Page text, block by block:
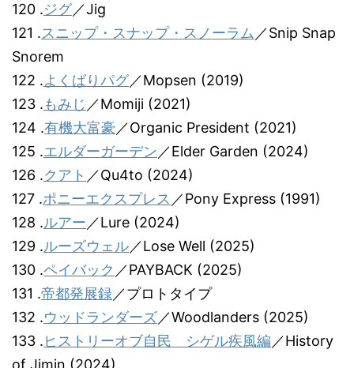
120 .ジグ／Jig
121 .スニップ・スナップ・スノーラム ／Snip Snap
Snorem
122 .よくばりパグ／Mopsen (2019)
123 .もみじ ／Momiji (2021)
124 .有機大富豪 ／Organic President (2021)
125 .エルダーガーデン ／Elder Garden (2024)
126 .クアト ／Qu4to (2024)
127 .ポニーエクスプレス ／Pony Express (1991)
128 .ルアー ／Lure (2024)
129 .ルーズウェル／Lose Well (2025)
130 .ペイバック ／PAYBACK (2025)
131 .帝都発展録／プロトタイプ
132 .ウッドランダーズ／Woodlanders (2025)
133 .ヒストリーオブ自民 シゲル疾風編 ／History
of Jimin (2024)